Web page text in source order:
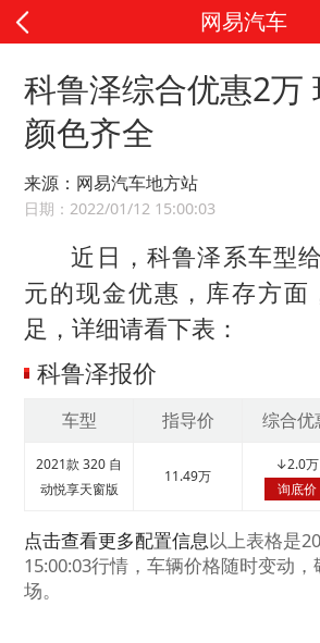
网易汽车
科鲁泽综合优惠2万
颜色齐全
来源：网易汽车地方站
日期：2022/01/12 15:00:03
近日，科鲁泽系车型
元的现金优惠，库存方面
足，详细请看下表：
科鲁泽报价
车型 指导价 综合优
2021款 320 自
动悦享天窗版
11.49万
↓2.0万
询底价
点击查看更多配置信息以上表格是
15:00:03行情，车辆价格随时变动
场。